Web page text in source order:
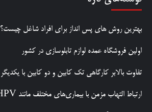
بهترین روش‌ های پس‌ انداز برای افراد شاغل چیست؟
اولین فروشگاه عمده لوازم تابلوسازی در کشور
تفاوت بالابر کارگاهی تک کابین و دو کابین با یکدیگر
ارتباط التهاب مزمن با بیماری‌های مختلف مانند HPV